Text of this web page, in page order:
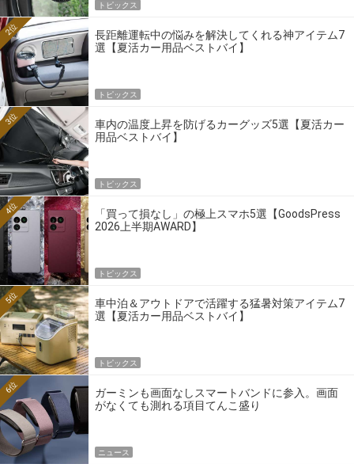
トピックス
長距離運転中の悩みを解決してくれる神アイテム7
選【夏活カー用品ベストバイ】
2位
トピックス
車内の温度上昇を防げるカーグッズ5選【夏活カー
用品ベストバイ】
3位
トピックス
「買って損なし」の極上スマホ5選【GoodsPress
2026上半期AWARD】
4位
トピックス
車中泊＆アウトドアで活躍する猛暑対策アイテム7
選【夏活カー用品ベストバイ】
5位
トピックス
ガーミンも画面なしスマートバンドに参入。画面
がなくても測れる項目てんこ盛り
6位
ニュース